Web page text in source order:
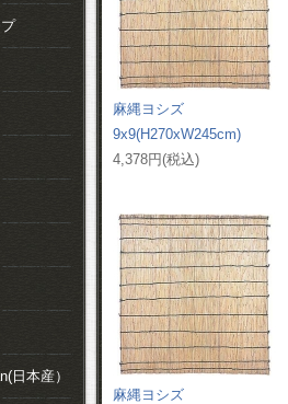
麻縄ヨシズ
9x9(H270xW245cm)
4,378円(税込)
麻縄ヨシズ
日本産）